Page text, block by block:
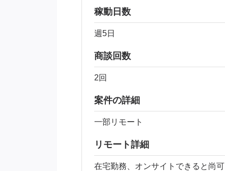
稼動日数
週5日
商談回数
2回
案件の詳細
一部リモート
リモート詳細
在宅勤務、オンサイトできると尚可